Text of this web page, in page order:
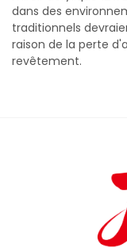
dans des
traditionnels
raison de la perte
revêtement.